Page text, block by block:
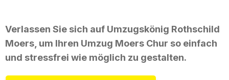
Verlassen Sie sich auf Umzugskönig Rothschild
Moers, um Ihren Umzug Moers Chur so einfach
und stressfrei wie möglich zu gestalten.